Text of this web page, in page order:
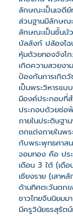
ลักษณะเป็นเจดี
ส่วนฐานมีลักษณ
ลักษณะเป็นชั้นบั
บัลลังก์ ปล้องไ
หุ้มด้วยทองจังโ
เกิดความสวยงา
ป้องกันการเกิด
เป็นพระวิหารแบ
มีองค์ประกอบที่
ประกอบด้วยช่อ
ภายในประดิษฐา
ตกแต่งภายในพร
กับพระพุทธศาส
จอมทอง คือ ปร
เดือน 3 ใต้ (เดือ
เชียงราย (เสาห
ด้านทิศตะวันตก
ชาวไทยจีนนิยม
มีครูวินัยธรสุรัตน์